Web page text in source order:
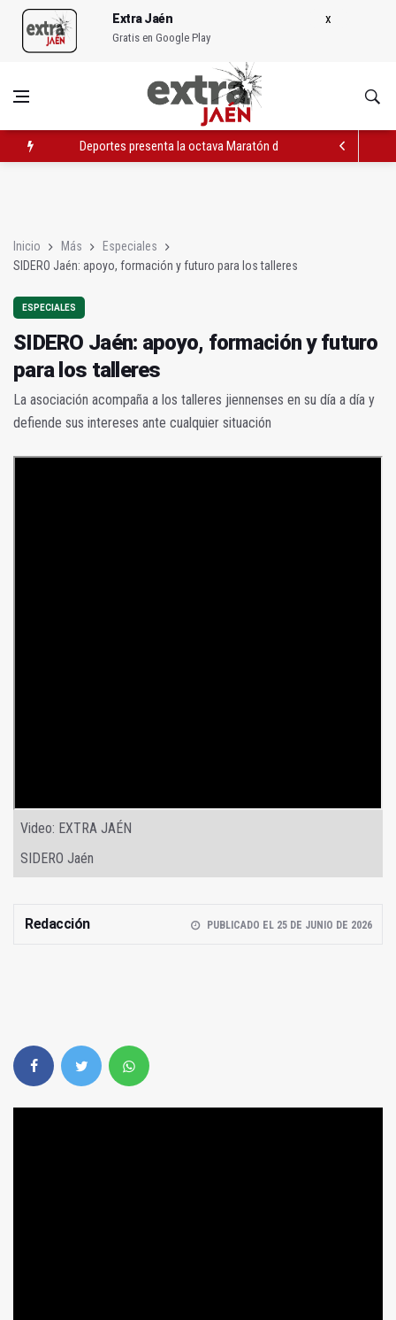
Extra Jaén
Gratis en Google Play
Cultura abre nuevo plazo de solicitud de casetas para San
Inicio Más
Especiales
SIDERO Jaén: apoyo, formación y futuro para los talleres
ESPECIALES
SIDERO Jaén: apoyo, formación y futuro
para los talleres
La asociación acompaña a los talleres jiennenses en su día a día y
defiende sus intereses ante cualquier situación
Video: EXTRA JAÉN
SIDERO Jaén
Redacción PUBLICADO EL 25 DE JUNIO DE 2026